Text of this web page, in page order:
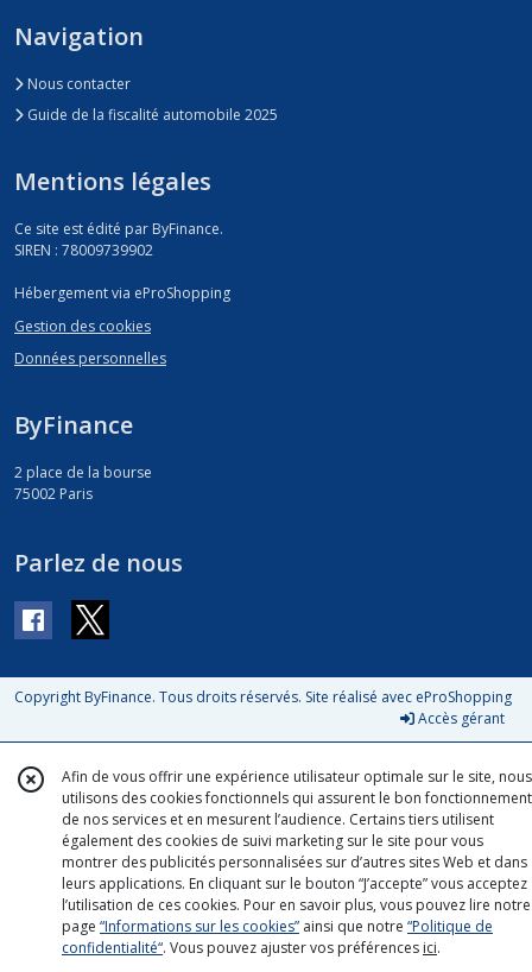
Navigation
Nous contacter
Guide de la fiscalité automobile 2025
Mentions légales
Ce site est édité par ByFinance.
SIREN : 78009739902
Hébergement via eProShopping
Gestion des cookies
Données personnelles
ByFinance
2 place de la bourse
75002 Paris
Parlez de nous
Copyright ByFinance. Tous droits réservés. Site réalisé avec eProShopping
Accès gérant
Afin de vous offrir une expérience utilisateur optimale sur le site, nous
utilisons des cookies fonctionnels qui assurent le bon fonctionnement
de nos services et en mesurent l’audience. Certains tiers utilisent
également des cookies de suivi marketing sur le site pour vous
montrer des publicités personnalisées sur d’autres sites Web et dans
leurs applications. En cliquant sur le bouton “J’accepte” vous acceptez
l’utilisation de ces cookies. Pour en savoir plus, vous pouvez lire notre
page “Informations sur les cookies” ainsi que notre “Politique de
confidentialité“. Vous pouvez ajuster vos préférences ici.